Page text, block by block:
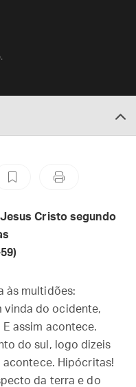
Cristo segundo
às multidões:
vinda do ocidente,
E assim acontece.
do sul, logo dizeis
acontece. Hipócritas!
da terra e do